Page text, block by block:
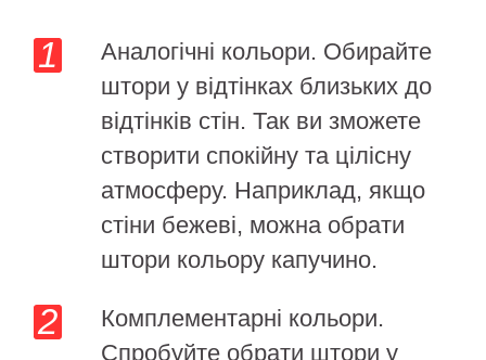
Аналогічні кольори. Обирайте
штори у відтінках близьких до
відтінків стін. Так ви зможете
створити спокійну та цілісну
атмосферу. Наприклад, якщо
стіни бежеві, можна обрати
штори кольору капучино.
Комплементарні кольори.
Спробуйте обрати штори у